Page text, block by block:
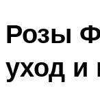
Розы
уход